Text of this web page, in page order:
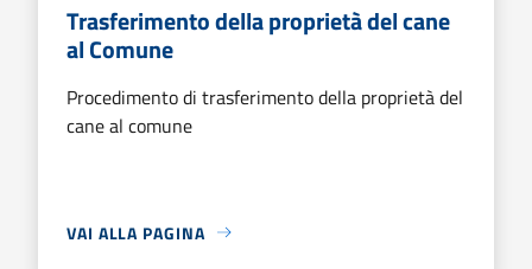
Trasferimento della proprietà del cane
al Comune
Procedimento di trasferimento della proprietà del
cane al comune
VAI ALLA PAGINA